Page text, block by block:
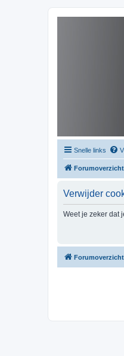
Snelle links
Forumoverzicht
Verwijder
Weet je zeker dat
Forumoverzicht